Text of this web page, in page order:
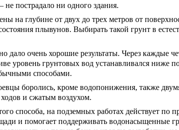
пострадало ни одного здания.
на глубине от двух до трех метров от
плывунов. Выбирать такой грунт в
очень хорошие результаты. Через каждые
уровень грунтовых вод устанавливался ниже
способами.
боролись, кроме водопонижения, также
и сжатым воздухом.
способа, на подземных работах действует
и помогает поддерживать водонасыщенные